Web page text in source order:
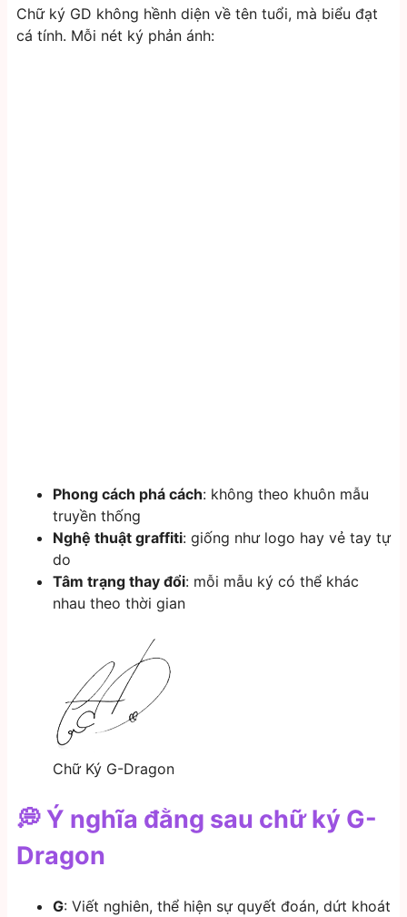
Chữ ký GD không hềnh diện về tên tuổi, mà biểu đạt
cá tính. Mỗi nét ký phản ánh:
Phong cách phá cách: không theo khuôn mẫu
truyền thống
Nghệ thuật graffiti: giống như logo hay vẻ tay tự
do
Tâm trạng thay đổi: mỗi mẫu ký có thể khác
nhau theo thời gian
Chữ Ký G-Dragon
💭 Ý nghĩa đằng sau chữ ký G-
Dragon
G: Viết nghiên, thể hiện sự quyết đoán, dứt khoát